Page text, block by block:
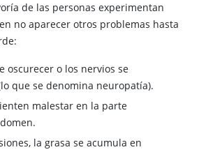
de las personas experimentan
no aparecer otros problemas hasta
oscurecer o los nervios se
que se denomina neuropatía).
malestar en la parte
la grasa se acumula en